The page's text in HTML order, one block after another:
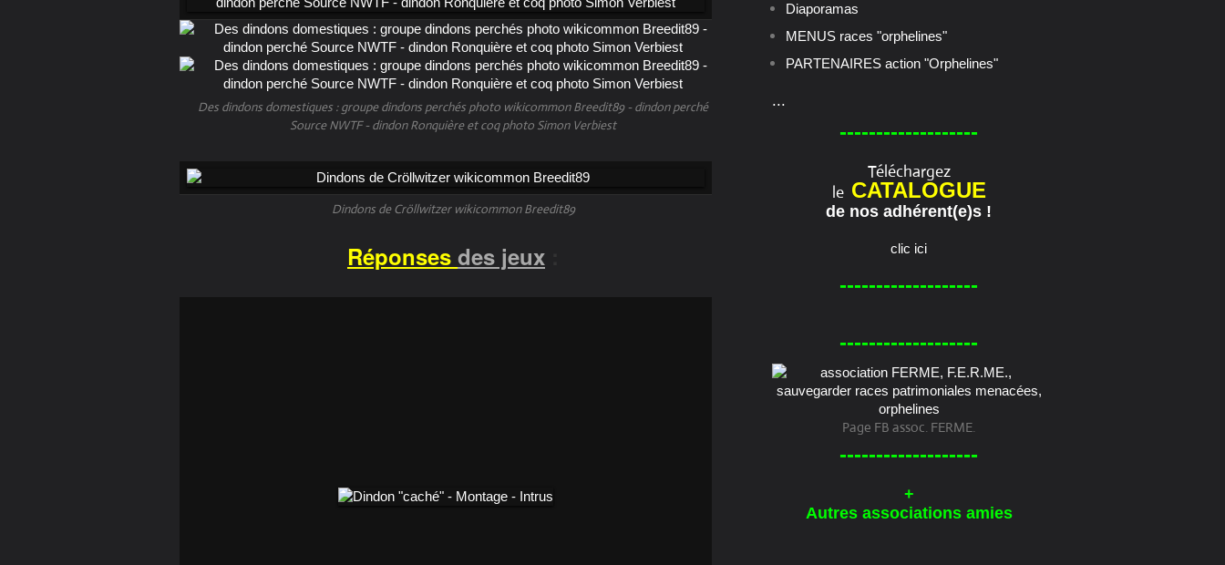
Des dindons domestiques : groupe dindons perchés photo wikicommon Breedit89 - dindon perché
Source NWTF - dindon Ronquière et coq photo Simon Verbiest
Dindons de Cröllwitzer wikicommon Breedit89
Réponses des jeux
Diaporamas
MENUS races "orphelines"
PARTENAIRES action "Orphelines"
...
-------------------
Téléchargez
le CATALOGUE
de nos adhérent(e)s !
clic ici
-------------------
-------------------
Page FB assoc. FERME.
-------------------
+
Autres associations amies